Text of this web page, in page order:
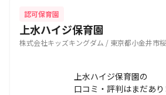
認可保育園
上水ハイジ保育園
株式会社キッズキングダム / 東京都小金井市
上水ハイジ保育園の
口コミ・評判はまだあ